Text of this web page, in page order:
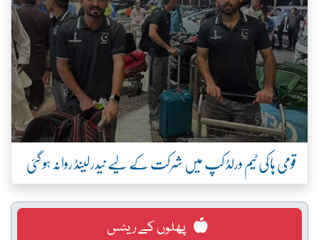
قومی ہاکی ٹیم ورلڈ کپ میں شرکت کے لیے نیدرلینڈ روانہ ہو گئی
پھلوں کے ریٹس